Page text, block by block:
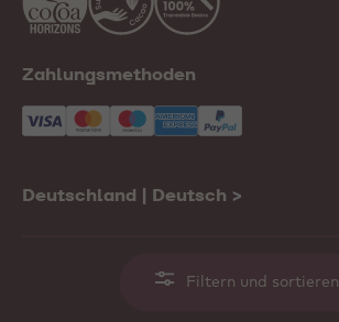
Filtern und sortieren
Zahlungsmethoden
Deutschland | Deutsch >
© 2001-2026